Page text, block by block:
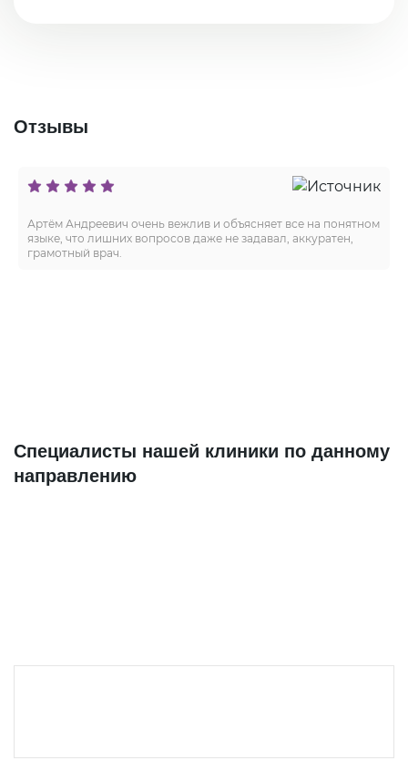
Отзывы
Артём Андреевич очень вежлив и объясняет все на понятном
языке, что лишних вопросов даже не задавал, аккуратен,
грамотный врач.
Специалисты нашей клиники по данному
направлению